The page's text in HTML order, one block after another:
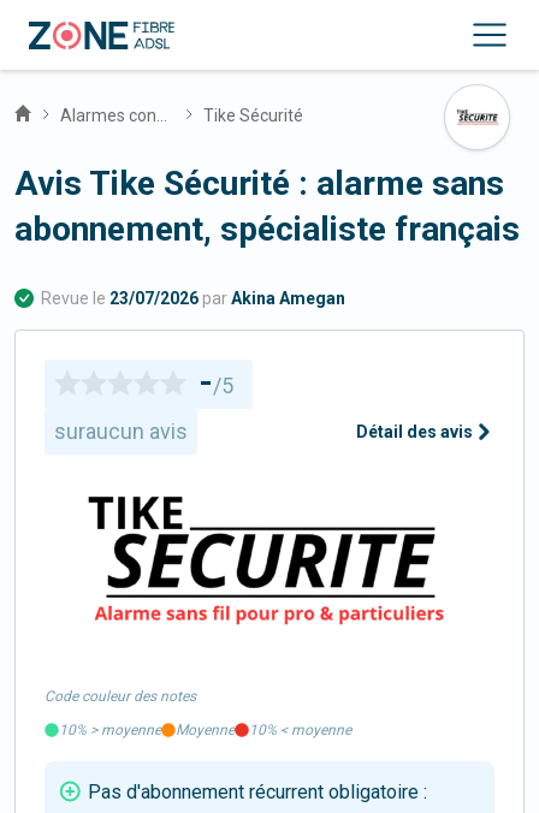
Tike Sécurité
Avis Tike Sécurité : alarme sans
abonnement, spécialiste français
Revue le 23/07/2026 parAkina Amegan
-/5
suraucun avis Détail des avis
Code couleur des notes
10% >moyenne Moyenne 10% <moyenne
Pas d'abonnement récurrent obligatoire :